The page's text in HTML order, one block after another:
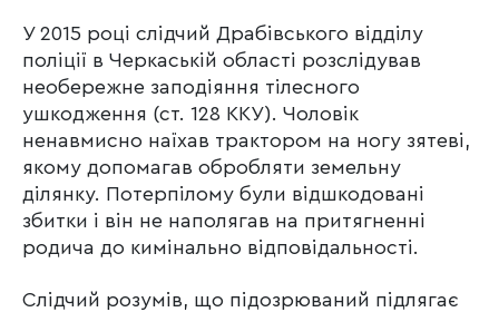
У 2015 році слідчий Драбівського відділу
поліції в Черкаській області розслідував
необережне заподіяння тілесного
ушкодження (ст. 128 ККУ). Чоловік
ненавмисно наїхав трактором на ногу зятеві,
якому допомагав обробляти земельну
ділянку. Потерпілому були відшкодовані
збитки і він не наполягав на притягненні
родича до кимінально відповідальності.
Слідчий розумів, що підозрюваний підлягає